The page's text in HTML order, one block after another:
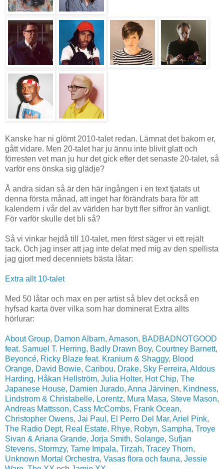
Kanske har ni glömt 2010-talet redan. Lämnat det bakom er,
gått vidare. Men 20-talet har ju ännu inte blivit glatt och
förresten vet man ju hur det gick efter det senaste 20-talet, så
varför ens önska sig glädje?
Å andra sidan så är den här ingången i en text tjatats ut
denna första månad, att inget har förändrats bara för att
kalendern i vår del av världen har bytt fler siffror än vanligt.
För varför skulle det bli så?
Så vi vinkar hejdå till 10-talet, men först säger vi ett rejält
tack. Och jag inser att jag inte delat med mig av den spellista
jag gjort med decenniets bästa låtar:
Extra allt 10-talet
Med 50 låtar och max en per artist så blev det också en
hyfsad karta över vilka som har dominerat Extra allts
hörlurar:
About Group, Damon Albarn, Amason, BADBADNOTGOOD
feat. Samuel T. Herring, Badly Drawn Boy, Courtney Barnett,
Beyoncé, Ricky Blaze feat. Kranium & Shaggy, Blood
Orange, David Bowie, Caribou, Drake, Sky Ferreira, Aldous
Harding, Håkan Hellström, Julia Holter, Hot Chip, The
Japanese House, Damien Jurado, Anna Järvinen, Kindness,
Lindstrom & Christabelle, Lorentz, Mura Masa, Steve Mason,
Andreas Mattsson, Cass McCombs, Frank Ocean,
Christopher Owens, Jai Paul , El Perro Del Mar, Ariel Pink,
The Radio Dept, Real Estate, Rhye, Robyn, Sampha, Troye
Sivan & Ariana Grande, Jorja Smith, Solange, Sufjan
Stevens, Stormzy, Tame Impala, Tirzah, Tracey Thorn,
Unknown Mortal Orchestra, Vasas flora och fauna, Jessie